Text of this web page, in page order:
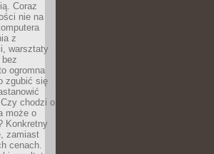
Coraz
nie na
z
warsztaty
ogromna
zgubić się
chodzi o
może o
Konkretny
zamiast
cenach.